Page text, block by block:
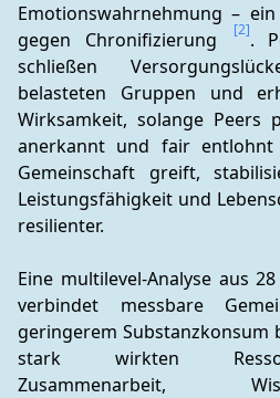
Emotionswahrnehmung –
gegen Chronifizierung
[2].
schließen
belasteten Gruppen und
Wirksamkeit, solange Peers
anerkannt und fair entlohnt
Gemeinschaft greift,
Leistungsfähigkeit und
resilienter.
Eine multilevel-Analyse aus
verbindet messbare
geringerem Substanzkonsum
stark wirkten
Zusammenarbeit,